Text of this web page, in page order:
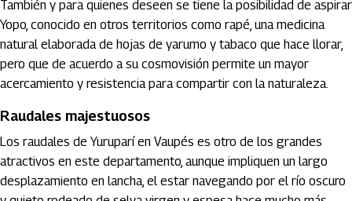
También y para quienes deseen se tiene la posibilidad de aspirar
Yopo, conocido en otros territorios como rapé, una medicina
natural elaborada de hojas de yarumo y tabaco que hace llorar,
pero que de acuerdo a su cosmovisión permite un mayor
acercamiento y resistencia para compartir con la naturaleza.
Raudales majestuosos
Los raudales de Yuruparí en Vaupés es otro de los grandes
atractivos en este departamento, aunque impliquen un largo
desplazamiento en lancha, el estar navegando por el río oscuro